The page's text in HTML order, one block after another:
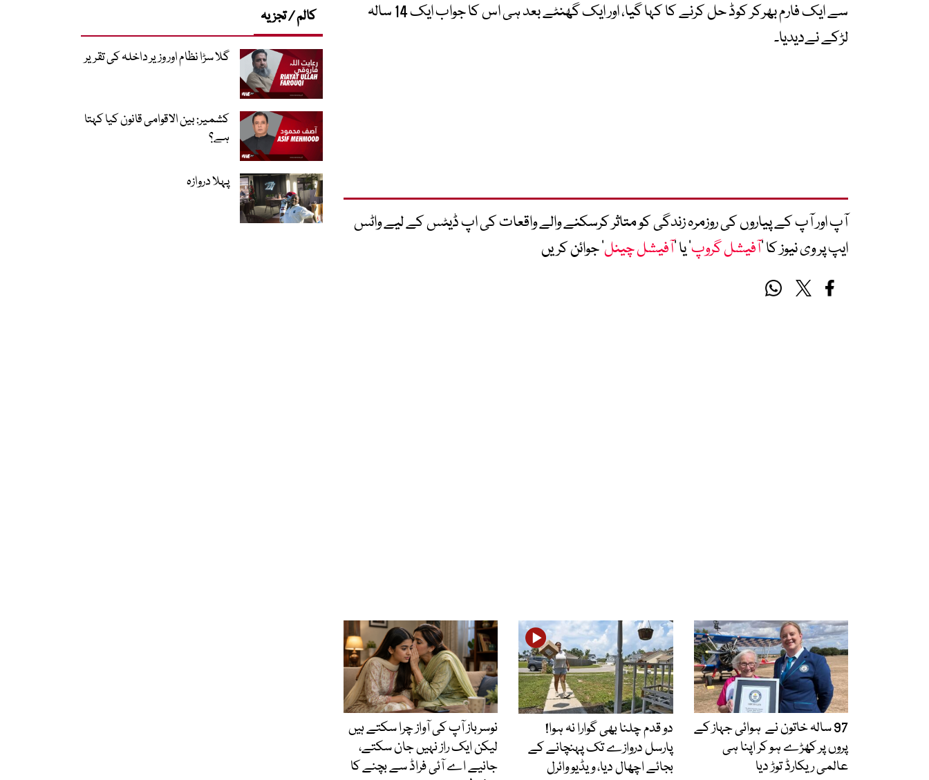
سے ایک فارم بھرکر کوڈ حل کرنے کا کہا گیا، اور ایک گھنٹے بعد ہی اس کا جواب ایک 14 سالہ
لڑکے نےدیدیا۔
آپ اور آپ کے پیاروں کی روزمرہ زندگی کو متاثر کرسکنے والے واقعات کی اپ ڈیٹس کے لیے واٹس
ایپ پر وی نیوز کا ’آفیشل گروپ‘ یا ’آفیشل چینل‘ جوائن کریں
97 سالہ خاتون نے ہوائی جہاز کے
پروں پر کھڑے ہو کر اپنا ہی
عالمی ریکارڈ توڑ دیا
دو قدم چلنا بھی گوارا نہ ہوا!
پارسل دروازے تک پہنچانے کے
بجائے اچھال دیا، ویڈیو وائرل
نوسرباز آپ کی آواز چرا سکتے ہیں
لیکن ایک راز نہیں جان سکتے،
جانیے اے آئی فراڈ سے بچنے کا
کالم / تجزیہ
گلا سڑا نظام اور وزیر داخلہ کی تقریر
کشمیر: بین الاقوامی قانون کیا کہتا
ہے؟
پہلا دروازہ